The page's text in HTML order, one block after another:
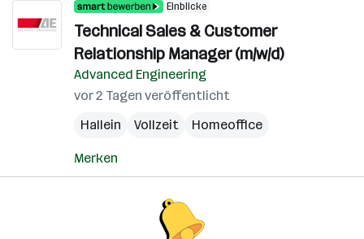
Einblicke
Technical Sales & Customer
Relationship Manager (m/w/d)
Advanced Engineering
vor 2 Tagen veröffentlicht
Hallein
Vollzeit Homeoffice
Merken